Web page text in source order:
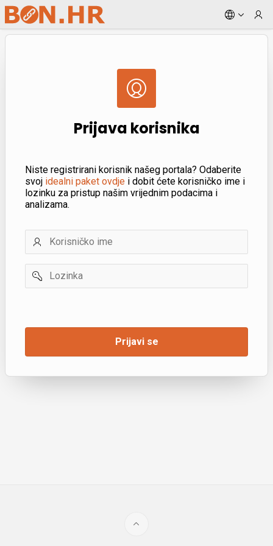
Skip to Main Content
Prijava korisnika
Niste registrirani korisnik našeg portala? Odaberite
svoj idealni paket ovdje i dobit ćete korisničko ime i
lozinku za pristup našim vrijednim podacima i
analizama.
Korisničko
ime
Lozinka
Prijavi se